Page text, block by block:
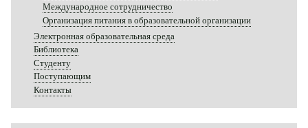
Международное сотрудничество
Организация питания в образовательной организации
Электронная образовательная среда
Библиотека
Студенту
Поступающим
Контакты